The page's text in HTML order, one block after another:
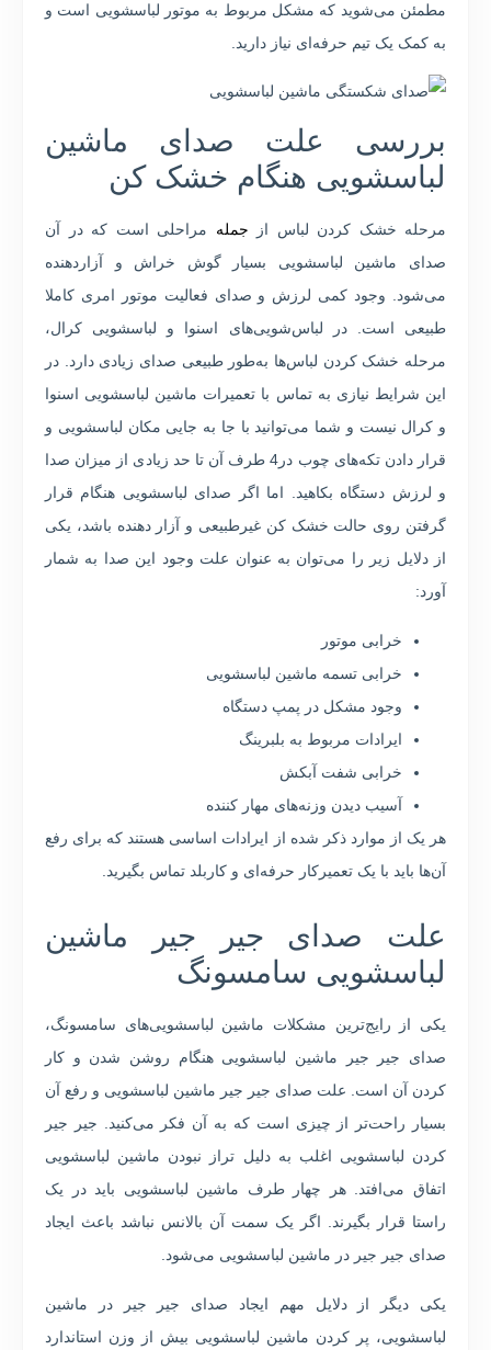
مطمئن می‌شوید که مشکل مربوط به موتور لباسشویی است و
به کمک یک تیم حرفه‌ای نیاز دارید.
بررسی علت صدای ماشین
لباسشویی هنگام خشک کن
مرحله خشک کردن لباس از جمله مراحلی است که در آن
صدای ماشین لباسشویی بسیار گوش خراش و آزاردهنده
می‌شود. وجود کمی لرزش و صدای فعالیت موتور امری کاملا
طبیعی است. در لباس‌شویی‌های اسنوا و لباسشویی کرال،
مرحله خشک کردن لباس‌ها به‌طور طبیعی صدای زیادی دارد. در
این شرایط نیازی به تماس با تعمیرات ماشین لباسشویی اسنوا
و کرال نیست و شما می‌توانید با جا به جایی مکان لباسشویی و
قرار دادن تکه‌های چوب در4 طرف آن تا حد زیادی از میزان صدا
و لرزش دستگاه بکاهید. اما اگر صدای لباسشویی هنگام قرار
گرفتن روی حالت خشک کن غیرطبیعی و آزار دهنده باشد، یکی
از دلایل زیر را می‌توان به عنوان علت وجود این صدا به شمار
آورد:
خرابی موتور
خرابی تسمه ماشین لباسشویی
وجود مشکل در پمپ دستگاه
ایرادات مربوط به بلبرینگ
خرابی شفت آبکش
آسیب دیدن وزنه‌های مهار کننده
هر یک از موارد ذکر شده از ایرادات اساسی هستند که برای رفع
آن‌ها باید با یک تعمیرکار حرفه‌ای و کاربلد تماس بگیرید.
علت صدای جیر جیر ماشین
لباسشویی سامسونگ
یکی از رایج‌ترین مشکلات ماشین لباسشویی‌های سامسونگ،
صدای جیر جیر ماشین لباسشویی هنگام روشن شدن و کار
کردن آن است. علت صدای جیر جیر ماشین لباسشویی و رفع آن
بسیار راحت‌تر از چیزی است که به آن فکر می‌کنید. جیر جیر
کردن لباسشویی اغلب به دلیل تراز نبودن ماشین لباسشویی
اتفاق می‌افتد. هر چهار طرف ماشین لباسشویی باید در یک
راستا قرار بگیرند. اگر یک سمت آن بالانس نباشد باعث ایجاد
صدای جیر جیر در ماشین لباسشویی می‌شود.
یکی دیگر از دلایل مهم ایجاد صدای جیر جیر در ماشین
لباسشویی، پر کردن ماشین لباسشویی بیش از وزن استاندارد